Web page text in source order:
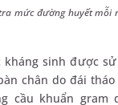
mức đường huyết mỗi
kháng sinh được
chân do đái
cầu khuẩn gram